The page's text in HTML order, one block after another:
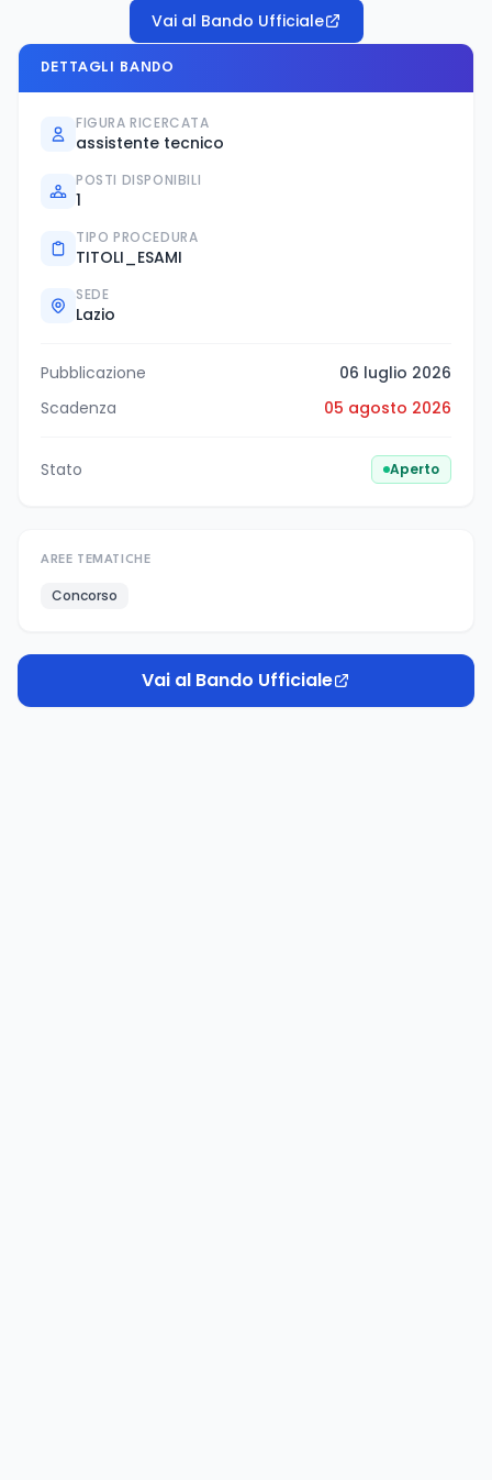
Vai al Bando Ufficiale
DETTAGLI BANDO
FIGURA RICERCATA
assistente tecnico
POSTI DISPONIBILI
1
TIPO PROCEDURA
TITOLI_ESAMI
SEDE
Lazio
Pubblicazione
06 luglio 2026
Scadenza
05 agosto 2026
Stato Aperto
AREE TEMATICHE
Concorso
Vai al Bando Ufficiale